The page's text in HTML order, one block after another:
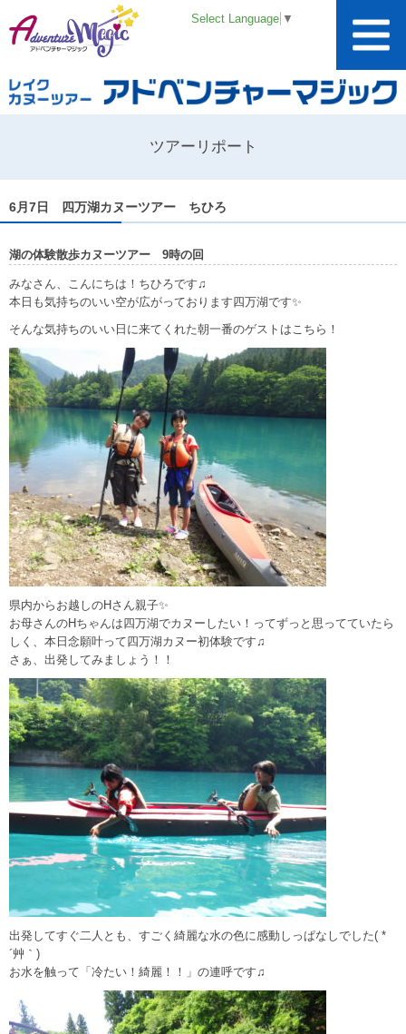
Select Language ▼
ツアーリポート
6月7日 四万湖カヌーツアー ちひろ
湖の体験散歩カヌーツアー 9時の回
みなさん、こんにちは！ちひろです♫
本日も気持ちのいい空が広がっております四万湖です✨
そんな気持ちのいい日に来てくれた朝一番のゲストはこちら！
県内からお越しのHさん親子✨
お母さんのHちゃんは四万湖でカヌーしたい！ってずっと思ってていたら
しく、本日念願叶って四万湖カヌー初体験です♫
さぁ、出発してみましょう！！
出発してすぐ二人とも、すごく綺麗な水の色に感動しっぱなしでした( *
´艸｀)
お水を触って「冷たい！綺麗！！」の連呼です♫